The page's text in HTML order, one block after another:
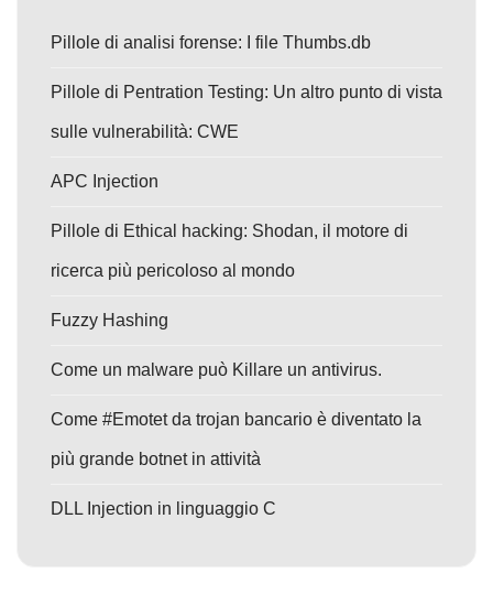
Pillole di analisi forense: I file Thumbs.db
Pillole di Pentration Testing: Un altro punto di vista
sulle vulnerabilità: CWE
APC Injection
Pillole di Ethical hacking: Shodan, il motore di
ricerca più pericoloso al mondo
Fuzzy Hashing
Come un malware può Killare un antivirus.
Come #Emotet da trojan bancario è diventato la
più grande botnet in attività
DLL Injection in linguaggio C